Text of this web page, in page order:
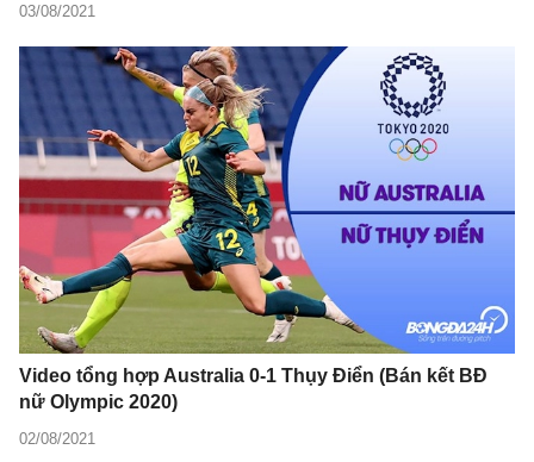
03/08/2021
Video tổng hợp Australia 0-1 Thụy Điển (Bán kết BĐ
nữ Olympic 2020)
02/08/2021